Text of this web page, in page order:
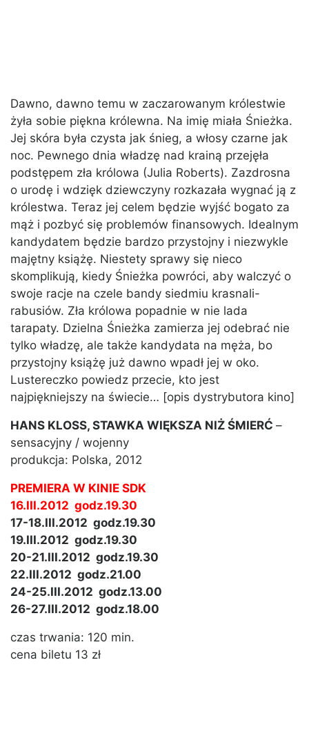
Dawno, dawno temu w zaczarowanym królestwie
żyła sobie piękna królewna. Na imię miała Śnieżka.
Jej skóra była czysta jak śnieg, a włosy czarne jak
noc. Pewnego dnia władzę nad krainą przejęła
podstępem zła królowa (Julia Roberts). Zazdrosna
o urodę i wdzięk dziewczyny rozkazała wygnać ją z
królestwa. Teraz jej celem będzie wyjść bogato za
mąż i pozbyć się problemów finansowych. Idealnym
kandydatem będzie bardzo przystojny i niezwykle
majętny książę. Niestety sprawy się nieco
skomplikują, kiedy Śnieżka powróci, aby walczyć o
swoje racje na czele bandy siedmiu krasnali-
rabusiów. Zła królowa popadnie w nie lada
tarapaty. Dzielna Śnieżka zamierza jej odebrać nie
tylko władzę, ale także kandydata na męża, bo
przystojny książę już dawno wpadł jej w oko.
Lustereczko powiedz przecie, kto jest
najpiękniejszy na świecie… [opis dystrybutora kino]
HANS KLOSS, STAWKA WIĘKSZA NIŻ ŚMIERĆ –
sensacyjny / wojenny
produkcja: Polska, 2012
PREMIERA W KINIE SDK
16.III.2012 godz.19.30
17-18.III.2012 godz.19.30
19.III.2012 godz.19.30
20-21.III.2012 godz.19.30
22.III.2012 godz.21.00
24-25.III.2012 godz.13.00
26-27.III.2012 godz.18.00
czas trwania: 120 min.
cena biletu 13 zł